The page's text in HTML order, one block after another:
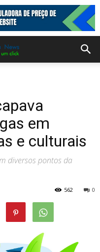
em
e culturais
diversos pontos da
0
562